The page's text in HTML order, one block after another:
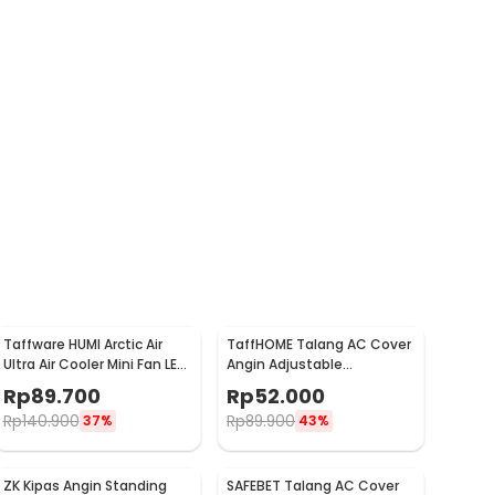
Taffware HUMI Arctic Air
Ultra Air Cooler Mini Fan LED
400ml 8W 5V - K-F009
Rp89.700
Rp140.900 37%
TaffHOME Talang AC Cover
Angin Adjustable
WB588
Rp52.000
Rp89.900 43%
ZK Kipas Angin Standing
SAFEBET Talang AC Cover